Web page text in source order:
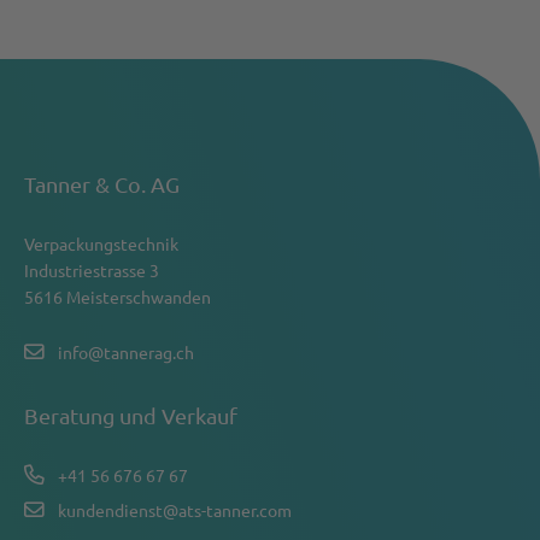
Tanner & Co. AG
Verpackungstechnik
Industriestrasse 3
5616 Meisterschwanden
info@tannerag.ch
Beratung und Verkauf
+41 56 676 67 67
kundendienst@ats-tanner.com